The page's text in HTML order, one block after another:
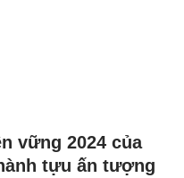
vững 2024 của
tựu ấn tượng